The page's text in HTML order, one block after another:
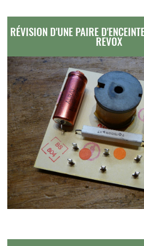
RÉVISION D'UNE PAIRE
REVOX